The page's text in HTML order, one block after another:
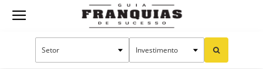
Guia
Mercado de franquias Publieditorial